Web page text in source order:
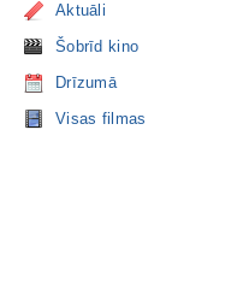
Aktuāli
Šobrīd kino
Drīzumā
Visas filmas